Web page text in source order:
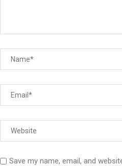
Save my name, email, and